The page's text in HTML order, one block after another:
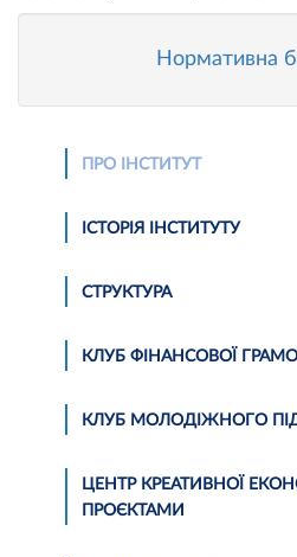
Нормативна
ПРО ІНСТИТУТ
ІСТОРІЯ ІНСТИТУТУ
СТРУКТУРА
КЛУБ ФІНАНСОВОЇ
КЛУБ МОЛОДІЖНОГО
ЦЕНТР КРЕАТИВНОЇ
ПРОЄКТАМИ